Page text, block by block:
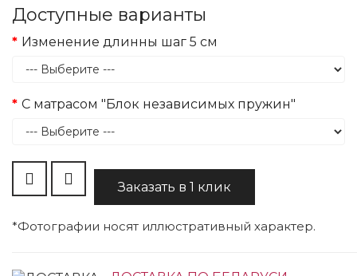
Доступные варианты
Изменение длинны шаг 5 см
С матрасом "Блок независимых пружин"
Заказать в 1 клик
*Фотографии носят иллюстративный характер.